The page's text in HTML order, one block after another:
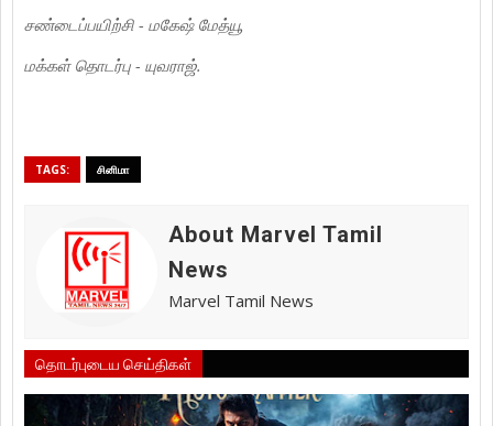
சண்டைப்பயிற்சி - மகேஷ் மேத்யூ
மக்கள் தொடர்பு - யுவராஜ்.
TAGS: சினிமா
About Marvel Tamil
News
Marvel Tamil News
தொடர்புடைய செய்திகள்